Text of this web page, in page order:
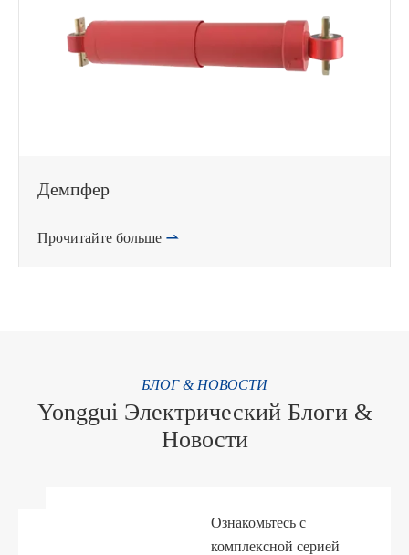
Демпфер
Прочитайте больше 
БЛОГ & НОВОСТИ
Yonggui Электрический Блоги &
Новости
Ознакомьтесь с
комплексной серией